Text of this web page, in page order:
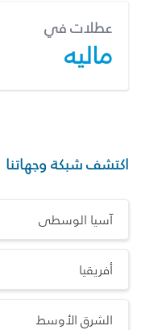
عطلات في
ماليه
اكتشف شبكة وجهاتنا
آسيا الوسطى
أفريقيا
الشرق الأوسط